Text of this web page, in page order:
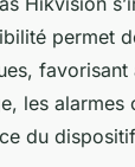
permet
les
du